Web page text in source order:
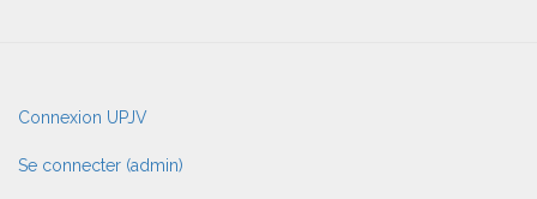
User
account
menu
Connexion UPJV
Se connecter (admin)